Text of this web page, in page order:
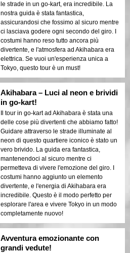
le strade in un go-kart, era incredibile. La
nostra guida è stata fantastica,
assicurandosi che fossimo al sicuro mentre
ci lasciava godere ogni secondo del giro. I
costumi hanno reso tutto ancora più
divertente, e l'atmosfera ad Akihabara era
elettrica. Se vuoi un'esperienza unica a
Tokyo, questo tour è un must!
Akihabara – Luci al neon e brividi
in go-kart!
Il tour in go-kart ad Akihabara è stata una
delle cose più divertenti che abbiamo fatto!
Guidare attraverso le strade illuminate al
neon di questo quartiere iconico è stato un
vero brivido. La guida era fantastica,
mantenendoci al sicuro mentre ci
permetteva di vivere l'emozione del giro. I
costumi hanno aggiunto un elemento
divertente, e l'energia di Akihabara era
incredibile. Questo è il modo perfetto per
esplorare l'area e vivere Tokyo in un modo
completamente nuovo!
Avventura emozionante con
grandi vedute!